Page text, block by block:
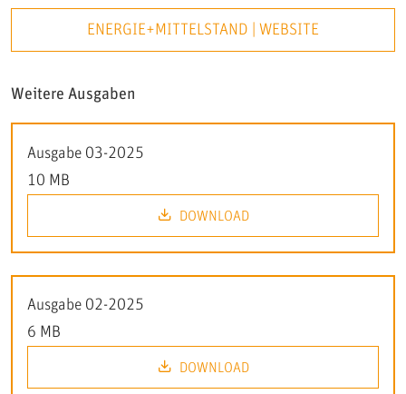
ENERGIE+MITTELSTAND | WEBSITE
Weitere Ausgaben
Ausgabe 03-2025
10 MB
DOWNLOAD
Ausgabe 02-2025
6 MB
DOWNLOAD